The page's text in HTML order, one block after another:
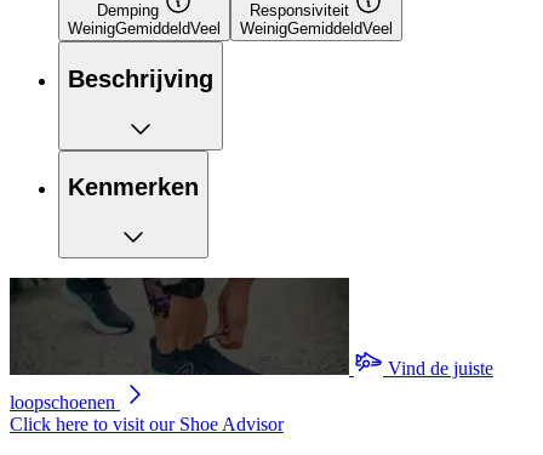
Demping
WeinigGemiddeldVeel
Responsiviteit
WeinigGemiddeldVeel
Beschrijving
Kenmerken
Vind de juiste
loopschoenen
Click here to visit our Shoe Advisor